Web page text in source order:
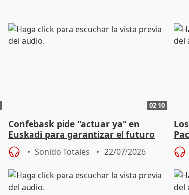
02:10
Confebask pide "actuar ya" en
Euskadi para garantizar el futuro
con un pacto de país
Sonido Totales 22/07/2026
del